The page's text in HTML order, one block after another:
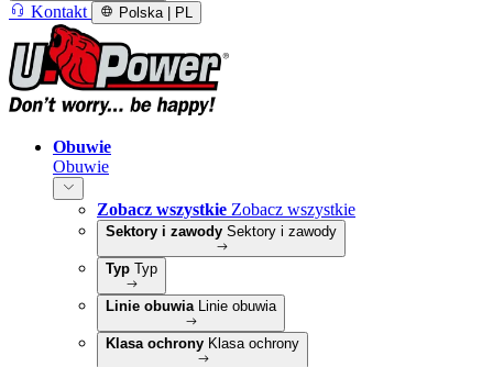
Kontakt Polska | PL
Obuwie
Obuwie
Zobacz wszystkie Zobacz wszystkie
Sektory i zawody Sektory i zawody
Typ Typ
Linie obuwia Linie obuwia
Klasa ochrony Klasa ochrony